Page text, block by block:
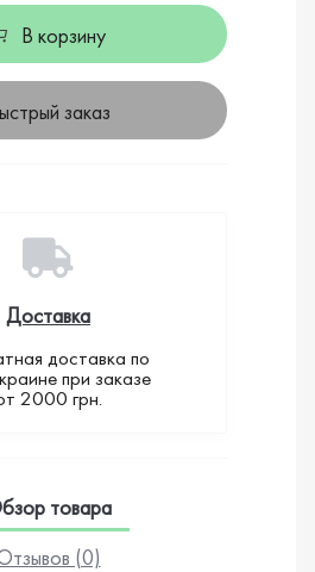
В корзину
заказ
Доставка
доставка по
при заказе
2000 грн.
товара
(0)